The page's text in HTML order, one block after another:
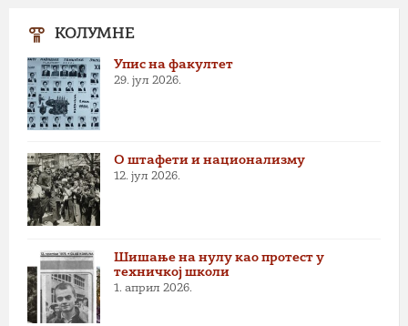
КОЛУМНЕ
Упис на факултет
29. јул 2026.
О штафети и национализму
12. јул 2026.
Шишање на нулу као протест у
техничкој школи
1. април 2026.